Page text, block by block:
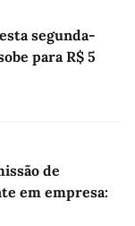
segunda-
para R$ 5
de
em empresa: